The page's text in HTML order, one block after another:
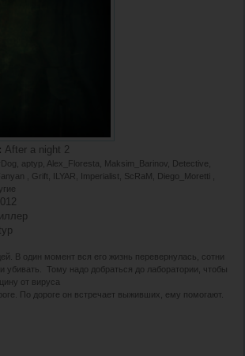
After a night 2
aptyp, Alex_Floresta, Maksim_Barinov, Detective,
, Grift, ILYAR, Imperialist, ScRaM, Diego_Moretti ,
В один момент вся его жизнь перевернулась, сотни
убивать. Тому надо добраться до лаборатории, чтобы
от вируса
По дороге он встречает выживших, ему помогают.